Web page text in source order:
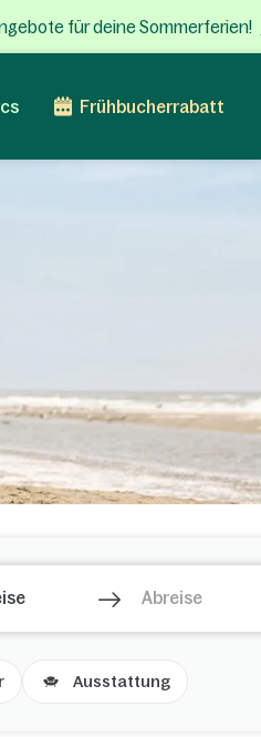
für deine Sommerferien!
Frühbucherrabatt
Ausstattung